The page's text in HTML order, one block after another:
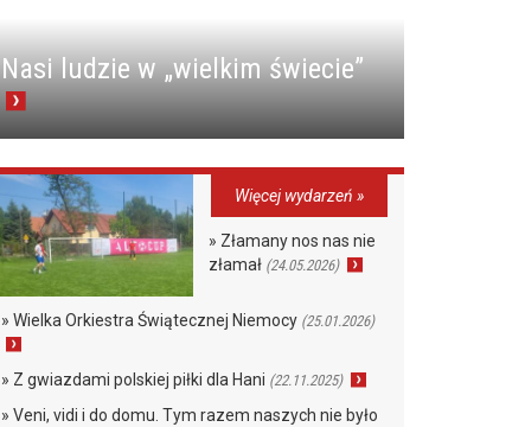
Nasi ludzie w „wielkim świecie”
Więcej wydarzeń »
» Złamany nos nas nie
złamał (24.05.2026)
» Wielka Orkiestra Świątecznej Niemocy (25.01.2026)
» Z gwiazdami polskiej piłki dla Hani (22.11.2025)
» Veni, vidi i do domu. Tym razem naszych nie było